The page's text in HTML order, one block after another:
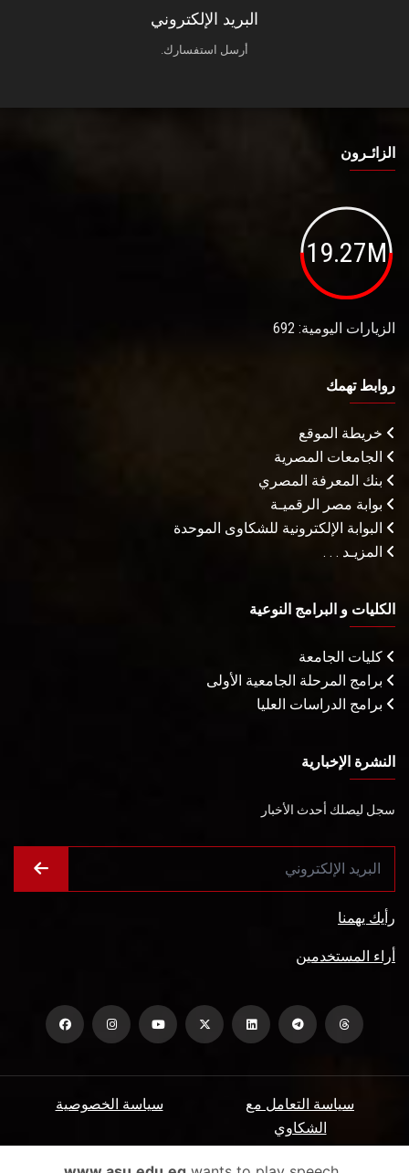
البريد الإلكتروني
أرسل استفسارك.
الزائـرون
19.27M
الزيارات اليومية: 692
روابط تهمك
خريطة الموقع
الجامعات المصرية
بنك المعرفة المصري
بوابة مصر الرقميـة
البوابة الإلكترونية للشكاوى الموحدة
المزيـد . . .
الكليات و البرامج النوعية
كليات الجامعة
برامج المرحلة الجامعية الأولى
برامج الدراسات العليا
النشرة الإخبارية
سجل ليصلك أحدث الأخبار
رأيك يهمنا
أراء المستخدمين
سياسة الخصوصية
سياسة التعامل مع
الشكاوي
الأسئلة الشائعة ميثاق المتعاملين